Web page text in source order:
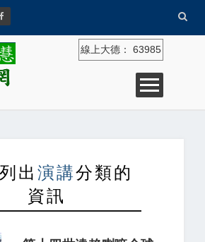
線上大德： 63985
出 演講分類的
資訊